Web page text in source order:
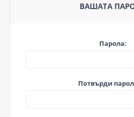
ВАШАТА
Парола:
Потвърди